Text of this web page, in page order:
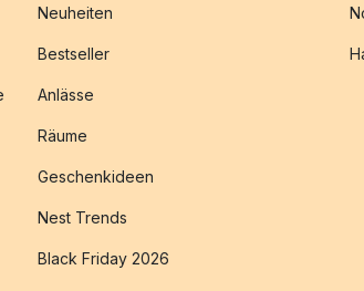
Neuheiten
Bestseller
Anlässe
Räume
Geschenkideen
Nest Trends
Black Friday 2026